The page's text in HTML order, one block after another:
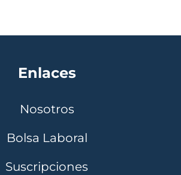
Enlaces
Nosotros
Bolsa Laboral
Suscripciones